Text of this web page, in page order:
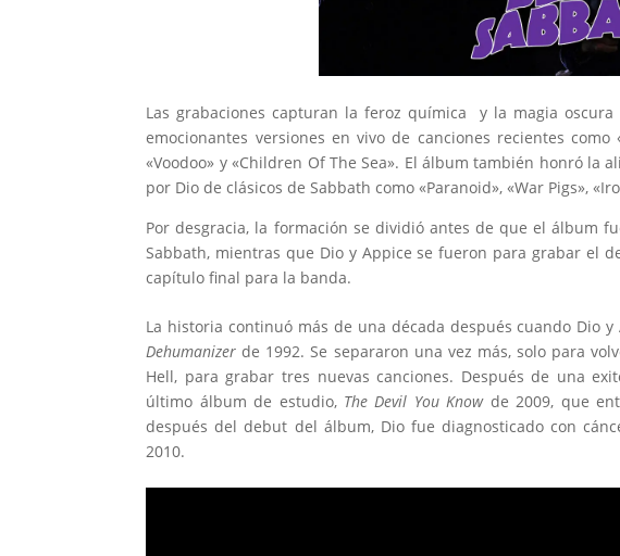
Las grabaciones capturan la feroz química y la magia
emocionantes versiones en vivo de canciones recientes como
«Voodoo» y «Children Of The Sea». El álbum también honró
por Dio de clásicos de Sabbath como «Paranoid», «War Pigs»,
Por desgracia, la formación se dividió antes de que el álbum
Sabbath, mientras que Dio y Appice se fueron para grabar el
capítulo final para la banda.
La historia continuó más de una década después cuando Dio
Dehumanizer de 1992. Se separaron una vez más, solo para
Hell, para grabar tres nuevas canciones. Después de una
último álbum de estudio, The Devil You Knowde 2009, que
después del debut del álbum, Dio fue diagnosticado con
2010.